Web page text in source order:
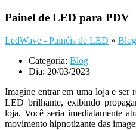
Painel de LED para PDV
LedWave - Painéis de LED » Blog
Categoria: Blog
Dia: 20/03/2023
Imagine entrar em uma loja e ser
LED brilhante, exibindo
loja. Você seria imediatamente
movimento hipnotizante das